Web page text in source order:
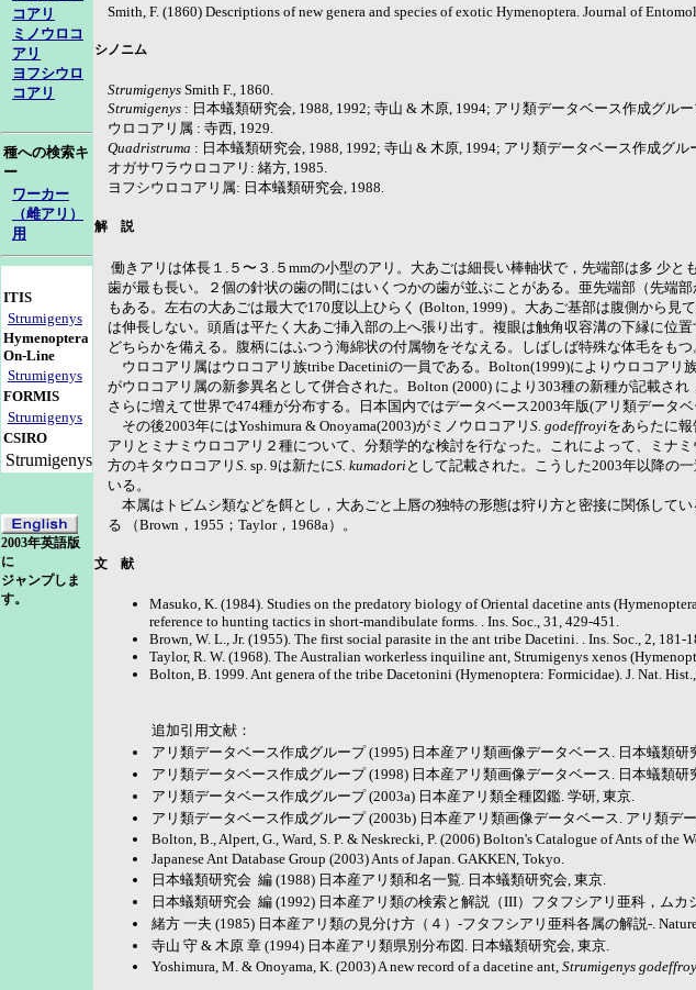
コアリ
ミノウロコ
アリ
ヨフシウロ
コアリ
種への検索キ
ー
ワーカー
（雌アリ）
用
ITIS
Strumigenys
Hymenoptera
On-Line
Strumigenys
FORMIS
Strumigenys
CSIRO
Strumigenys
2003年英語版
に
ジャンプしま
す。
Smith, F. (1860) Descriptions of new genera and species of exotic Hymenoptera. Journal of
シノニム
Strumigenys Smith F., 1860.
Strumigenys : 日本蟻類研究会, 1988, 1992; 寺山 & 木原, 1994; アリ類データベース作成グルー
ウロコアリ属 : 寺西, 1929.
Quadristruma : 日本蟻類研究会, 1988, 1992; 寺山 & 木原, 1994; アリ類データベース作成グル
オガサワラウロコアリ: 緒方, 1985.
ヨフシウロコアリ属: 日本蟻類研究会, 1988.
解 説
働きアリは体長１.５〜３.５mmの小型のアリ。大あごは細長い棒軸状で，先端部は多 少
歯が最も長い。２個の針状の歯の間にはいくつかの歯が並ぶことがある。亜先端部（先端
もある。左右の大あごは最大で170度以上ひらく (Bolton, 1999) 。大あご基部は腹側から
は伸長しない。頭盾は平たく大あご挿入部の上へ張り出す。複眼は触角収容溝の下縁に位
どちらかを備える。腹柄にはふつう海綿状の付属物をそなえる。しばしば特殊な体毛をもつ
ウロコアリ属はウロコアリ族tribe Dacetiniの一員である。Bolton(1999)によりウロコアリ
がウロコアリ属の新参異名として併合された。Bolton (2000) により303種の新種が記載さ
さらに増えて世界で474種が分布する。日本国内ではデータベース2003年版(アリ類データ
その後2003年にはYoshimura & Onoyama(2003)がミノウロコアリ S. godeffroyiをあらたに報
アリとミナミウロコアリ２種について、分類学的な検討を行なった。これによって、ミナミ
方のキタウロコアリ S. sp. 9は新たにS. kumadoriとして記載された。こうした2003年以降の
いる。
本属はトビムシ類などを餌とし，大あごと上唇の独特の形態は狩り方と密接に関係して
る （Brown，1955；Taylor，1968a）。
文 献
Masuko, K. (1984). Studies on the predatory biology of Oriental dacetine ants
reference to hunting tactics in short-mandibulate forms. . Ins. Soc., 31, 429-451.
Brown, W. L., Jr. (1955). The first social parasite in the ant tribe Dacetini. . Ins. Soc., 2, 181-
Taylor, R. W. (1968). The Australian workerless inquiline ant, Strumigenys xenos
Bolton, B. 1999. Ant genera of the tribe Dacetonini (Hymenoptera: Formicidae). J. Nat.
追加引用文献：
アリ類データベース作成グループ (1995) 日本産アリ類画像データベース. 日本蟻類研
アリ類データベース作成グループ (1998) 日本産アリ類画像データベース. 日本蟻類研
アリ類データベース作成グループ (2003a) 日本産アリ類全種図鑑. 学研, 東京.
アリ類データベース作成グループ (2003b) 日本産アリ類画像データベース. アリ類デ
Bolton, B., Alpert, G., Ward, S. P. & Neskrecki, P. (2006) Bolton's Catalogue of Ants of the
Japanese Ant Database Group (2003) Ants of Japan. GAKKEN, Tokyo.
日本蟻類研究会 編 (1988) 日本産アリ類和名一覧. 日本蟻類研究会, 東京.
日本蟻類研究会 編 (1992) 日本産アリ類の検索と解説（III）フタフシアリ亜科，ムカ
緒方 一夫 (1985) 日本産アリ類の見分け方（４）-フタフシアリ亜科各属の解説-.
寺山 守 & 木原 章 (1994) 日本産アリ類県別分布図. 日本蟻類研究会, 東京.
Yoshimura, M. & Onoyama, K. (2003) A new record of a dacetine ant, Strumigenys